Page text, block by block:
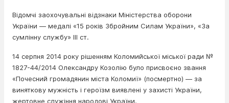
Відомчі заохочувальні відзнаки Міністерства оборони
України — медалі «15 років Збройним Силам України», «За
сумлінну службу» III ст.
14 серпня 2014 року рішенням Коломийської міської ради №
1827-44/2014 Олександру Козолію було присвоєно звання
«Почесний громадянин міста Коломиї» (посмертно) — за
виняткову мужність і героїзм виявлені у захисті України,
жертовне служіння народові України.